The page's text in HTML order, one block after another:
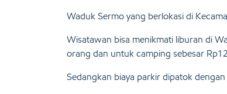
Waduk Sermo yang berlokasi di
Wisatawan bisa menikmati liburan di
orang dan untuk camping sebesar
Sedangkan biaya parkir dipatok